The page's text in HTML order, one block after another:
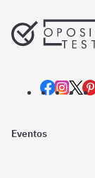
Eventos